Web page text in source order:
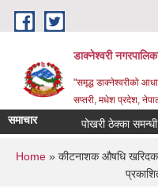
Skip to main content
डाक्नेश्वरी
"समृद्ध डाक्नेश्वरीको
सप्तरी, मधेश प्रदेश,
समाचार पोखरी ठेक्का समन्धी
You are here
Home » कीटनाशक औषधि खरिदका